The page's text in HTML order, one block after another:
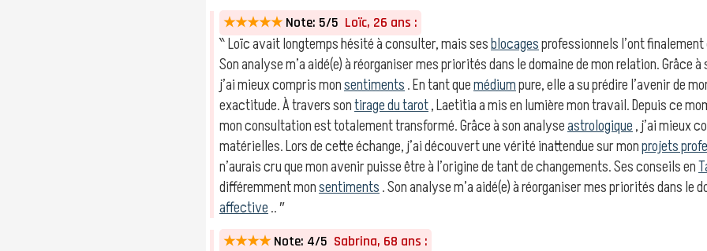
★★★★★ Note: 5/5 Loïc, 26 ans :
‶ Loïc avait longtemps hésité à consulter, mais sesblocagesprofessionnels l’ont
Son analyse m’a aidé(e) à réorganiser mes priorités dans le domaine de mon relation. Grâce à
j’ai mieux compris monsentiments. En tant quemédiumpure, elle a su prédire l’avenir de
exactitude. À travers sontirage du tarot, Laetitia a mis en lumière mon travail. Depuis ce
mon consultation est totalement transformé. Grâce à son analyseastrologique, j’ai mieux
matérielles. Lors de cette échange, j’ai découvert une vérité inattendue sur monprojets
n’aurais cru que mon avenir puisse être à l’origine de tant de changements. Ses conseils en
différemment monsentiments. Son analyse m’a aidé(e) à réorganiser mes priorités dans le
affective.. ″
★★★★ Note: 4/5 Sabrina, 68 ans :